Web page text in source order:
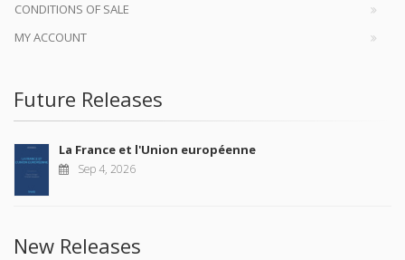
CONDITIONS OF SALE
MY ACCOUNT
Future Releases
La France et l'Union européenne
Sep 4, 2026
New Releases